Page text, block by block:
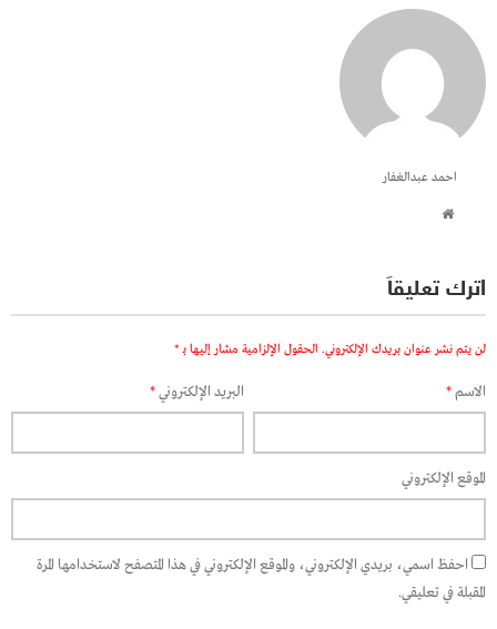
احمد عبدالغفار
اترك تعليقاً
لن يتم نشر عنوان بريدك الإلكتروني. الحقول الإلزامية مشار إليها بـ *
الاسم* البريد الإلكتروني*
الموقع الإلكتروني
احفظ اسمي، بريدي الإلكتروني، والموقع الإلكتروني في هذا المتصفح لاستخدامها المرة
المقبلة في تعليقي.